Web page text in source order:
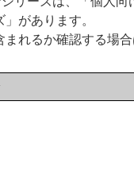
があります。
れるか確認する場